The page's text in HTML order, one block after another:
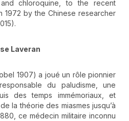
chloroquine, to the recent
1972 by the Chinese researcher
Laveran
1907) a joué un rôle pionnier
du paludisme, une
des temps immémoriaux, et
la théorie des miasmes jusqu’à
ce médecin militaire inconnu